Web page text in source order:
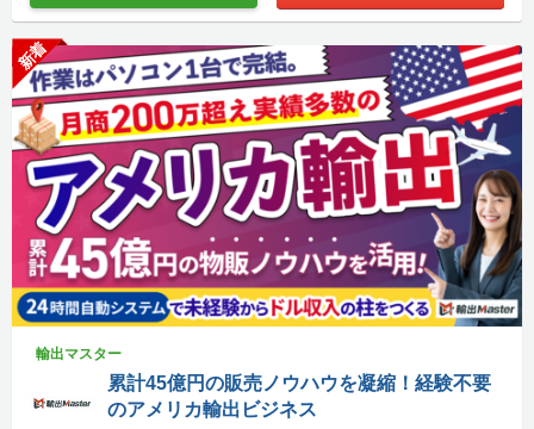
新着
輸出マスター
累計45億円の販売ノウハウを凝縮！経験不要
のアメリカ輸出ビジネス